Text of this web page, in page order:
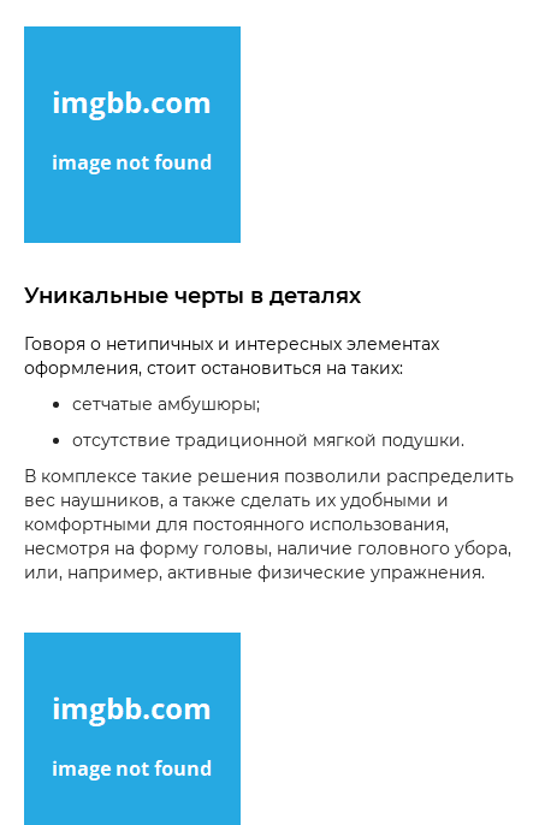
Уникальные черты в деталях
Говоря о нетипичных и интересных элементах
оформления, стоит остановиться на таких:
сетчатые амбушюры;
отсутствие традиционной мягкой подушки.
В комплексе такие решения позволили распределить
вес наушников, а также сделать их удобными и
комфортными для постоянного использования,
несмотря на форму головы, наличие головного убора,
или, например, активные физические упражнения.